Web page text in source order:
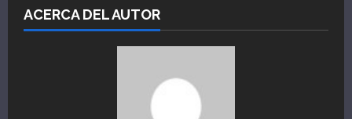
ACERCA DEL AUTOR